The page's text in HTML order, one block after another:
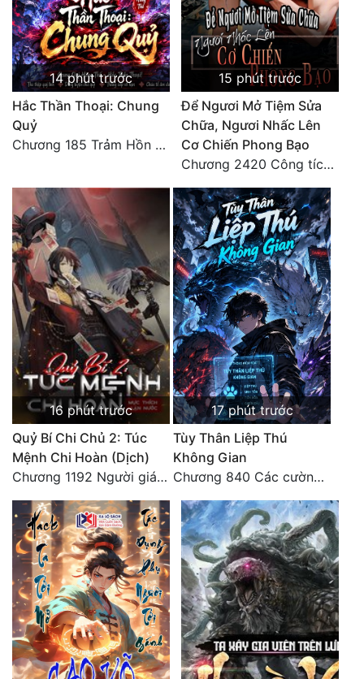
14 phút trước
Hắc Thần Thoại: Chung
Quỷ
Chương 185 Trảm Hồn Đao Cơ Trương Ngưng Dao
15 phút trước
Để Ngươi Mở Tiệm Sửa
Chữa, Ngươi Nhấc Lên
Cơ Chiến Phong Bạo
Chương 2420 Công tích vĩ đại!! Cơ Tu Chi Thần?!
16 phút trước
Quỷ Bí Chi Chủ 2: Túc
Mệnh Chi Hoàn (Dịch)
Chương 1192 Người giám thị
17 phút trước
Tùy Thân Liệp Thú
Không Gian
Chương 840 Các cường giả Hằng Tinh cấp khác đâu?